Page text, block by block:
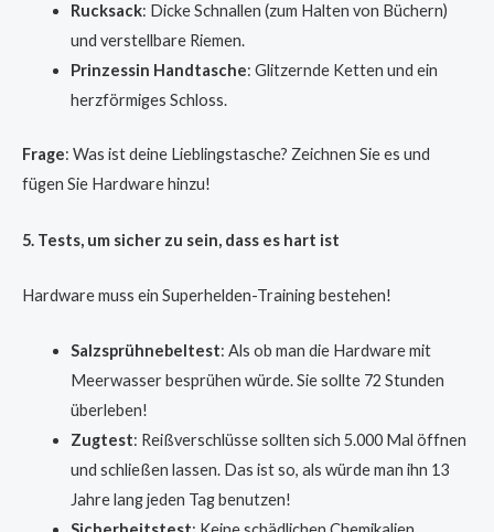
Rucksack: Dicke Schnallen (zum Halten von Büchern)
und verstellbare Riemen.
Prinzessin Handtasche: Glitzernde Ketten und ein
herzförmiges Schloss.
Frage: Was ist deine Lieblingstasche? Zeichnen Sie es und
fügen Sie Hardware hinzu!
5. Tests, um sicher zu sein, dass es hart ist
Hardware muss ein Superhelden-Training bestehen!
Salzsprühnebeltest: Als ob man die Hardware mit
Meerwasser besprühen würde. Sie sollte 72 Stunden
überleben!
Zugtest: Reißverschlüsse sollten sich 5.000 Mal öffnen
und schließen lassen. Das ist so, als würde man ihn 13
Jahre lang jeden Tag benutzen!